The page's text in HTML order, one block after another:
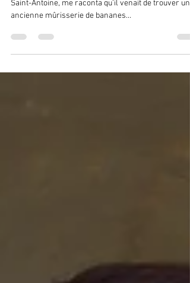
galerie
Saint-Antoine, me raconta qu’il venait de trouver une
ancienne mûrisserie de bananes...